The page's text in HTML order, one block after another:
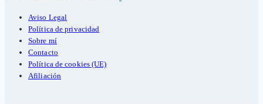
Aviso Legal
Política de privacidad
Sobre mí
Contacto
Política de cookies (UE)
Afiliación